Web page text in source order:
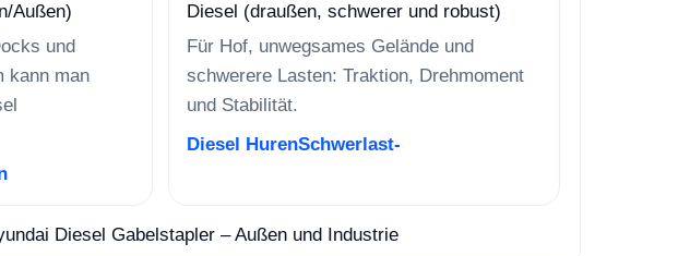
Außen)
und
kann man
Diesel (draußen, schwerer und robust)
Für Hof, unwegsames Gelände und
schwerere Lasten: Traktion, Drehmoment
und Stabilität.
Diesel HurenSchwerlast-